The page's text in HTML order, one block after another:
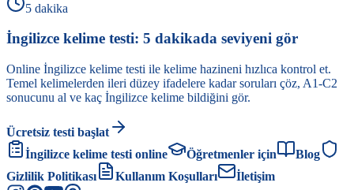
5 dakika
İngilizce kelime testi: 5 dakikada seviyeni gör
Online İngilizce kelime testi ile kelime hazineni hızlıca kontrol et.
Temel kelimelerden ileri düzey ifadelere kadar soruları çöz, A1-C2
sonucunu al ve kaç İngilizce kelime bildiğini gör.
Ücretsiz testi başlat
İngilizce kelime testi online
Öğretmenler için
Blog
Gizlilik Politikası
Kullanım Koşulları İletişim